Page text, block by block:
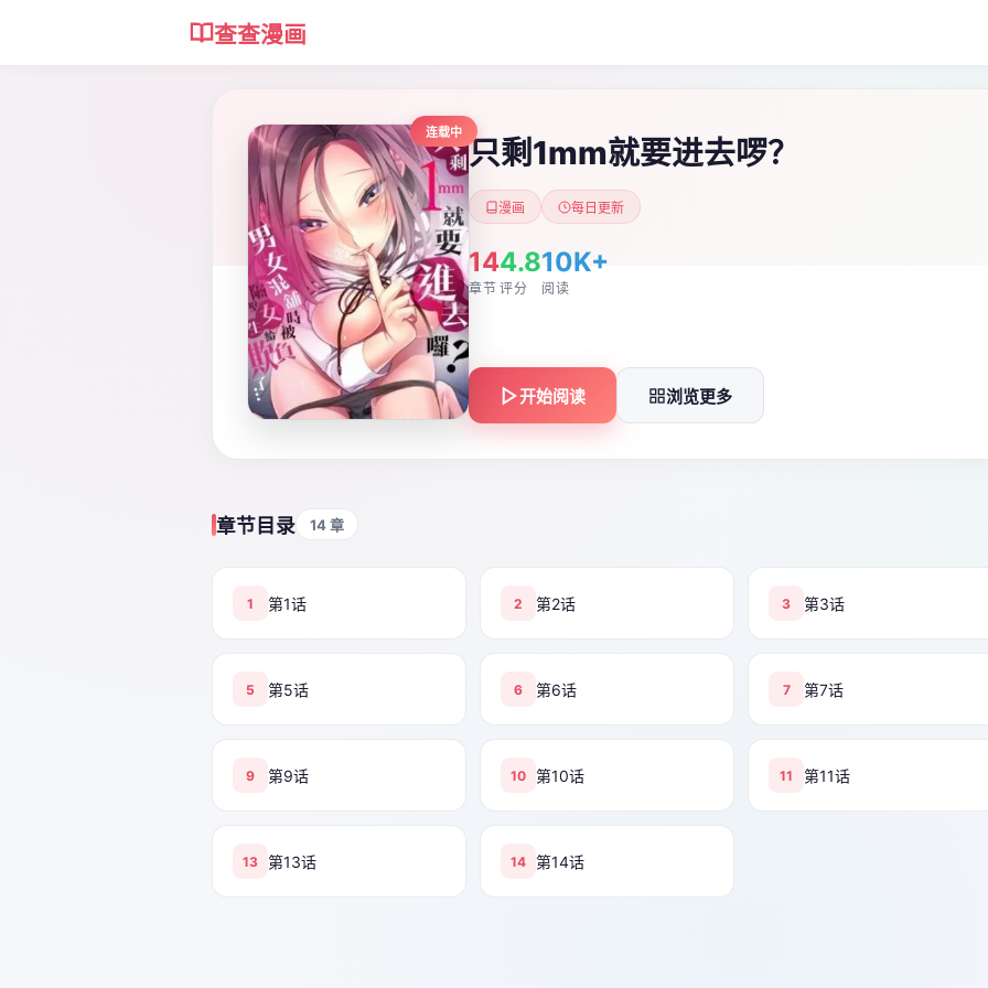
查查漫画
连载中
只剩1mm就要进去啰？
漫画 每日更新
14
章节
4.8
评分
10K+
阅读
开始阅读 浏览更多
章节目录 14 章
1 第1话 2 第2话 3 第3话
5 第5话 6 第6话 7 第7话
9 第9话 10 第10话 11 第11话
13 第13话 14 第14话